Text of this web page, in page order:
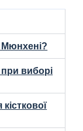
Мюнхені?
виборі